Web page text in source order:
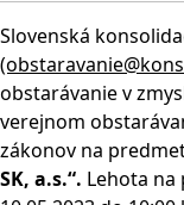
Slovenská
obstarávanie v
verejnom
zákonov na
SK, a.s.“. Lehota